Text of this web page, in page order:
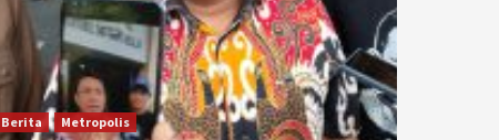
Berita Metropolis